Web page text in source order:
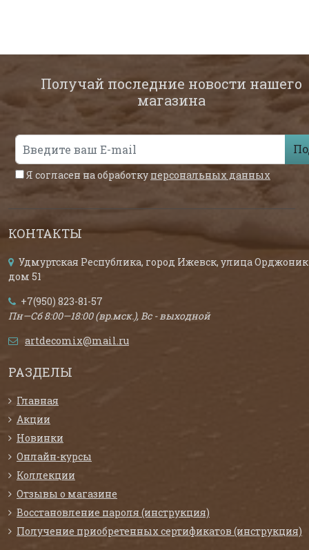
Получай последние новости нашего
магазина
Я согласен на обработку персональных данных
КОНТАКТЫ
Удмуртская Республика, город Ижевск, улица
дом 51
+7(950) 823-81-57
Пн—Сб 8:00—18:00 (вр.мск.), Вс - выходной
artdecomix@mail.ru
РАЗДЕЛЫ
Главная
Акции
Новинки
Онлайн-курсы
Коллекции
Отзывы о магазине
Восстановление пароля (инструкция)
Получение приобретенных сертификатов (инструкция)